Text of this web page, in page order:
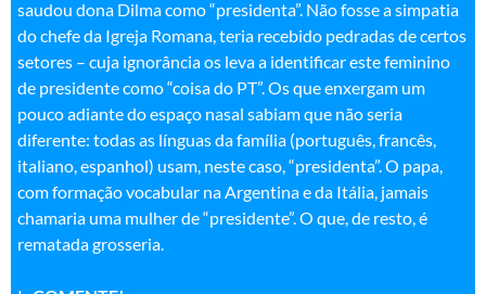
saudou dona Dilma como “presidenta”. Não fosse a simpatia
do chefe da Igreja Romana, teria recebido pedradas de certos
setores – cuja ignorância os leva a identificar este feminino
de presidente como “coisa do PT”. Os que enxergam um
pouco adiante do espaço nasal sabiam que não seria
diferente: todas as línguas da família (português, francês,
italiano, espanhol) usam, neste caso, “presidenta”. O papa,
com formação vocabular na Argentina e da Itália, jamais
chamaria uma mulher de “presidente”. O que, de resto, é
rematada grosseria.